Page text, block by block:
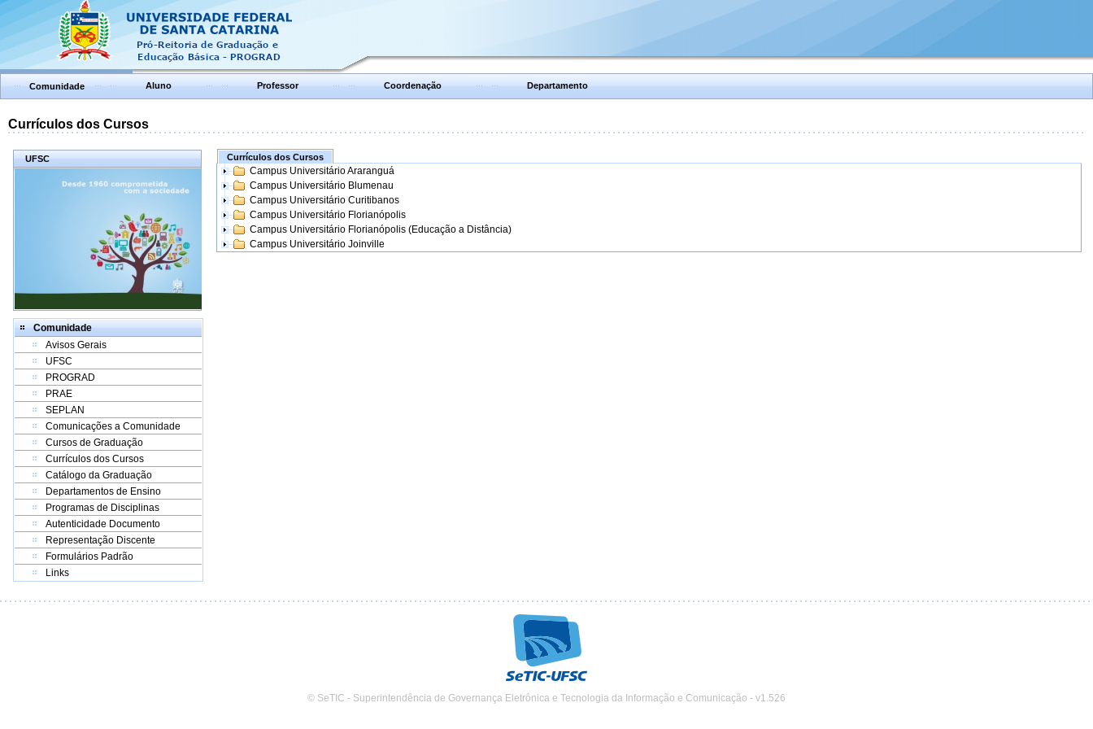
Comunidade Aluno Professor Coordenação Departamento
Currículos dos Cursos
UFSC
Comunidade
Avisos Gerais
UFSC
PROGRAD
PRAE
SEPLAN
Comunicações a Comunidade
Cursos de Graduação
Currículos dos Cursos
Catálogo da Graduação
Departamentos de Ensino
Programas de Disciplinas
Autenticidade Documento
Representação Discente
Formulários Padrão
Links
Currículos dos Cursos
Campus Universitário Araranguá
Campus Universitário Blumenau
Campus Universitário Curitibanos
Campus Universitário Florianópolis
Campus Universitário Florianópolis (Educação a Distância)
Campus Universitário Joinville
© SeTIC - Superintendência de Governança Eletrônica e Tecnologia da Informação e Comunicação - v1.526